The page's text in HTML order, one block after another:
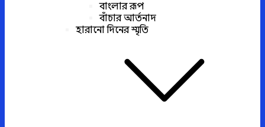
বাংলার রূপ
বাঁচার আর্তনাদ
হারানো দিনের স্মৃতি